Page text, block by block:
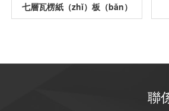
七層瓦楞紙（zhǐ）板（bǎn）
聯